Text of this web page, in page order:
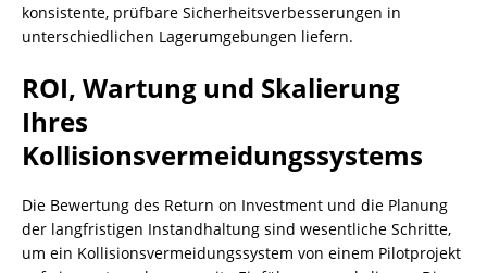
konsistente, prüfbare Sicherheitsverbesserungen in
unterschiedlichen Lagerumgebungen liefern.
ROI, Wartung und Skalierung
Ihres
Kollisionsvermeidungssystems
Die Bewertung des Return on Investment und die Planung
der langfristigen Instandhaltung sind wesentliche Schritte,
um ein Kollisionsvermeidungssystem von einem Pilotprojekt